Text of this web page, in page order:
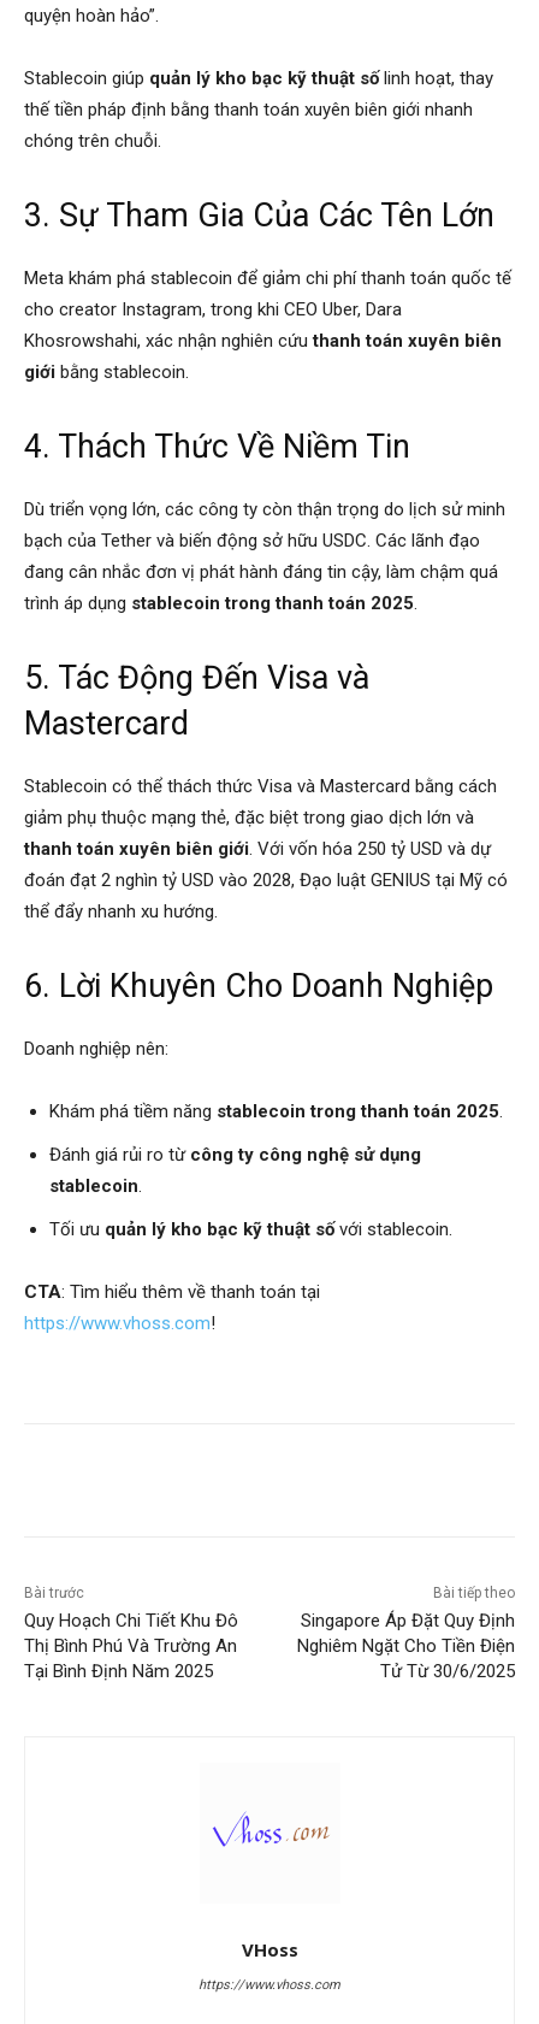
quyện hoàn hảo”.
Stablecoin giúp quản lý kho bạc kỹ thuật sốlinh hoạt, thay
thế tiền pháp định bằng thanh toán xuyên biên giới nhanh
chóng trên chuỗi.
3. Sự Tham Gia Của Các Tên Lớn
Meta khám phá stablecoin để giảm chi phí thanh toán quốc tế
cho creator Instagram, trong khi CEO Uber, Dara
Khosrowshahi, xác nhận nghiên cứuthanh toán xuyên biên
giới bằng stablecoin.
4. Thách Thức Về Niềm Tin
Dù triển vọng lớn, các công ty còn thận trọng do lịch sử minh
bạch của Tether và biến động sở hữu USDC. Các lãnh đạo
đang cân nhắc đơn vị phát hành đáng tin cậy, làm chậm quá
trình áp dụng stablecoin trong thanh toán 2025.
5. Tác Động Đến Visa và
Mastercard
Stablecoin có thể thách thức Visa và Mastercard bằng cách
giảm phụ thuộc mạng thẻ, đặc biệt trong giao dịch lớn và
thanh toán xuyên biên giới. Với vốn hóa 250 tỷ USD và dự
đoán đạt 2 nghìn tỷ USD vào 2028, Đạo luật GENIUS tại Mỹ có
thể đẩy nhanh xu hướng.
6. Lời Khuyên Cho Doanh Nghiệp
Doanh nghiệp nên:
Khám phá tiềm năng stablecoin trong thanh toán 2025.
Đánh giá rủi ro từ công ty công nghệ sử dụng
stablecoin.
Tối ưu quản lý kho bạc kỹ thuật sốvới stablecoin.
CTA: Tìm hiểu thêm về thanh toán tại
https://www.vhoss.com!
Bài trước
Quy Hoạch Chi Tiết Khu Đô
Thị Bình Phú Và Trường An
Tại Bình Định Năm 2025
Bài tiếp theo
Singapore Áp Đặt Quy Định
Nghiêm Ngặt Cho Tiền Điện
Tử Từ 30/6/2025
VHoss
https://www.vhoss.com